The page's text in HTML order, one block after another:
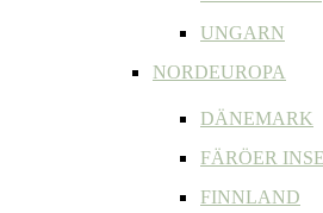
UNGARN
NORDEUROPA
DÄNEMARK
FÄRÖER
FINNLAND